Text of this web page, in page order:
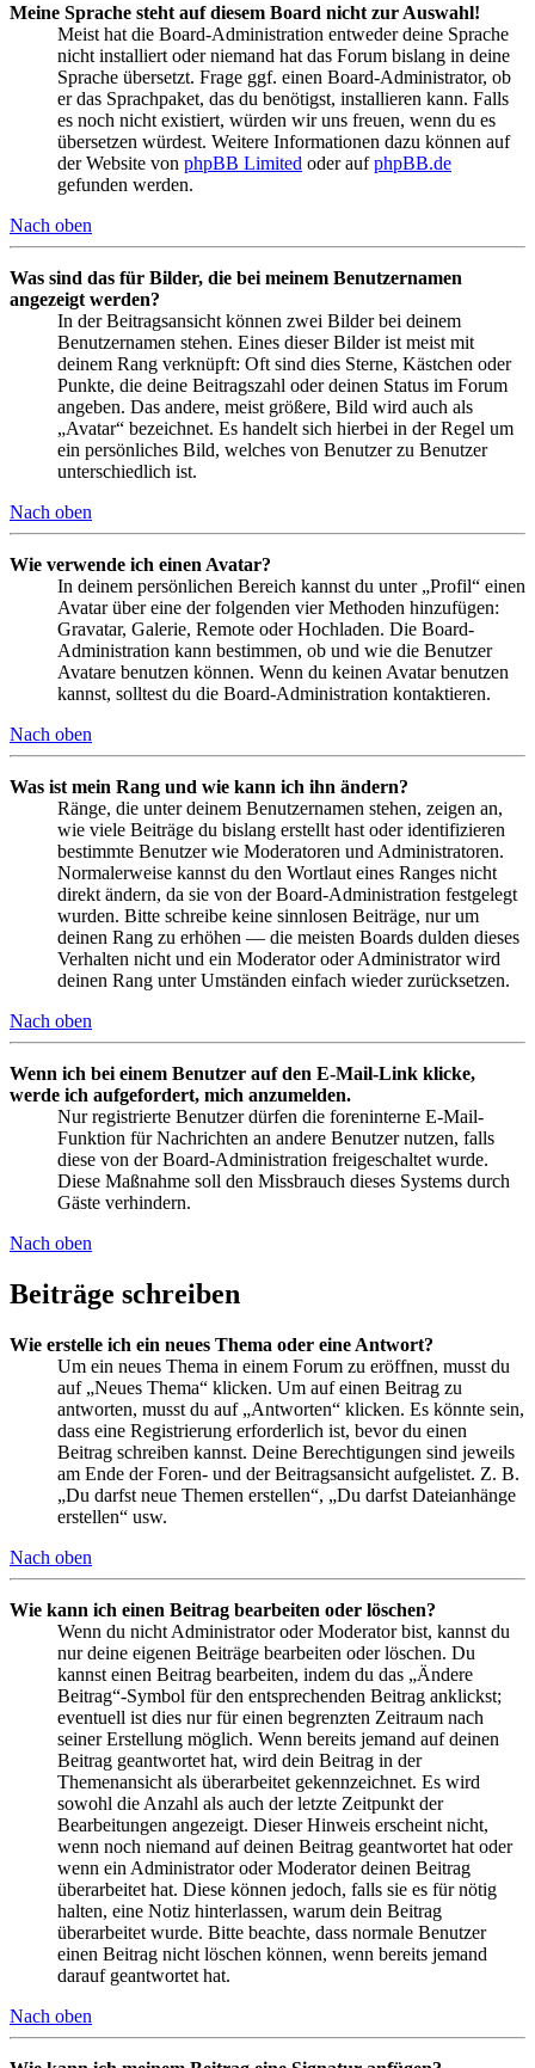
Meine Sprache steht auf diesem Board nicht zur Auswahl!
Meist hat die Board-Administration entweder deine Sprache
nicht installiert oder niemand hat das Forum bislang in deine
Sprache übersetzt. Frage ggf. einen Board-Administrator, ob
er das Sprachpaket, das du benötigst, installieren kann. Falls
es noch nicht existiert, würden wir uns freuen, wenn du es
übersetzen würdest. Weitere Informationen dazu können auf
der Website von phpBB Limited oder aufphpBB.de
gefunden werden.
Nach oben
Was sind das für Bilder, die bei meinem Benutzernamen
angezeigt werden?
In der Beitragsansicht können zwei Bilder bei deinem
Benutzernamen stehen. Eines dieser Bilder ist meist mit
deinem Rang verknüpft: Oft sind dies Sterne, Kästchen oder
Punkte, die deine Beitragszahl oder deinen Status im Forum
angeben. Das andere, meist größere, Bild wird auch als
„Avatar“ bezeichnet. Es handelt sich hierbei in der Regel um
ein persönliches Bild, welches von Benutzer zu Benutzer
unterschiedlich ist.
Nach oben
Wie verwende ich einen Avatar?
In deinem persönlichen Bereich kannst du unter „Profil“ einen
Avatar über eine der folgenden vier Methoden hinzufügen:
Gravatar, Galerie, Remote oder Hochladen. Die Board-
Administration kann bestimmen, ob und wie die Benutzer
Avatare benutzen können. Wenn du keinen Avatar benutzen
kannst, solltest du die Board-Administration kontaktieren.
Nach oben
Was ist mein Rang und wie kann ich ihn ändern?
Ränge, die unter deinem Benutzernamen stehen, zeigen an,
wie viele Beiträge du bislang erstellt hast oder identifizieren
bestimmte Benutzer wie Moderatoren und Administratoren.
Normalerweise kannst du den Wortlaut eines Ranges nicht
direkt ändern, da sie von der Board-Administration festgelegt
wurden. Bitte schreibe keine sinnlosen Beiträge, nur um
deinen Rang zu erhöhen — die meisten Boards dulden dieses
Verhalten nicht und ein Moderator oder Administrator wird
deinen Rang unter Umständen einfach wieder zurücksetzen.
Nach oben
Wenn ich bei einem Benutzer auf den E-Mail-Link klicke,
werde ich aufgefordert, mich anzumelden.
Nur registrierte Benutzer dürfen die foreninterne E-Mail-
Funktion für Nachrichten an andere Benutzer nutzen, falls
diese von der Board-Administration freigeschaltet wurde.
Diese Maßnahme soll den Missbrauch dieses Systems durch
Gäste verhindern.
Nach oben
Beiträge schreiben
Wie erstelle ich ein neues Thema oder eine Antwort?
Um ein neues Thema in einem Forum zu eröffnen, musst du
auf „Neues Thema“ klicken. Um auf einen Beitrag zu
antworten, musst du auf „Antworten“ klicken. Es könnte sein,
dass eine Registrierung erforderlich ist, bevor du einen
Beitrag schreiben kannst. Deine Berechtigungen sind jeweils
am Ende der Foren- und der Beitragsansicht aufgelistet. Z. B.
„Du darfst neue Themen erstellen“, „Du darfst Dateianhänge
erstellen“ usw.
Nach oben
Wie kann ich einen Beitrag bearbeiten oder löschen?
Wenn du nicht Administrator oder Moderator bist, kannst du
nur deine eigenen Beiträge bearbeiten oder löschen. Du
kannst einen Beitrag bearbeiten, indem du das „Ändere
Beitrag“-Symbol für den entsprechenden Beitrag anklickst;
eventuell ist dies nur für einen begrenzten Zeitraum nach
seiner Erstellung möglich. Wenn bereits jemand auf deinen
Beitrag geantwortet hat, wird dein Beitrag in der
Themenansicht als überarbeitet gekennzeichnet. Es wird
sowohl die Anzahl als auch der letzte Zeitpunkt der
Bearbeitungen angezeigt. Dieser Hinweis erscheint nicht,
wenn noch niemand auf deinen Beitrag geantwortet hat oder
wenn ein Administrator oder Moderator deinen Beitrag
überarbeitet hat. Diese können jedoch, falls sie es für nötig
halten, eine Notiz hinterlassen, warum dein Beitrag
überarbeitet wurde. Bitte beachte, dass normale Benutzer
einen Beitrag nicht löschen können, wenn bereits jemand
darauf geantwortet hat.
Nach oben